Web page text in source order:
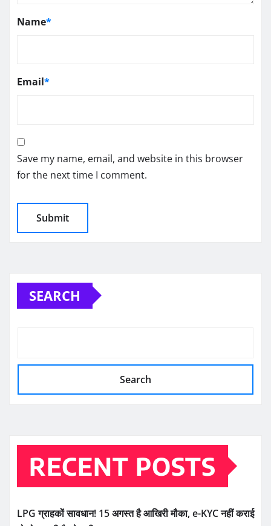
Name*
Email*
Save my name, email, and website in this browser
for the next time I comment.
SEARCH
Search
RECENT POSTS
LPG ग्राहकों सावधान! 15 अगस्त है आखिरी मौका, e-KYC नहीं कराई